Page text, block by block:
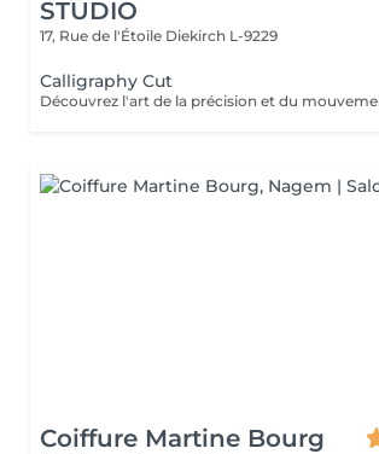
STUDIO
17, Rue de l'Étoile Diekirch L-9229
Calligraphy Cut
Coiffure Martine Bourg